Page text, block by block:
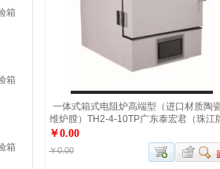
一体式箱式电阻炉高端型（进口材质陶
维炉膛）TH2-4-10TP广东泰宏君（珠江
￥0.00
￥0.00
箱
箱
箱